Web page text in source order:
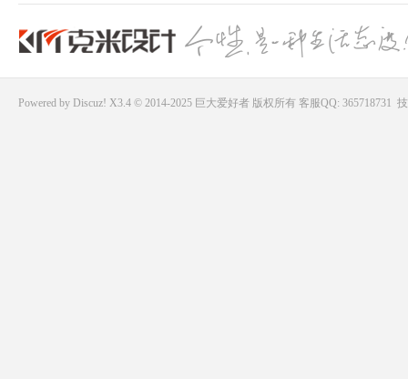
Powered by Discuz! X3.4 © 2014-2025 巨大爱好者版权所有 客服QQ: 365718731